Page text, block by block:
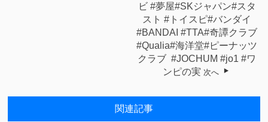
ビ #夢屋#SKジャパン#スタ
スト #トイスピ#バンダイ
#BANDAI #TTA#奇譚クラブ
#Qualia#海洋堂#ピーナッツ
クラブ ⁡ ⁡#JOCHUM #jo1 #ワ
ンピの実 次へ
関連記事